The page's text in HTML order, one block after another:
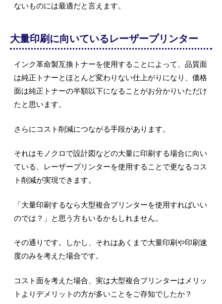
ないものには最適だと言えます。
大量印刷に向いているレーザープリンター
インク革命製互換トナーを使用することによって、品質面
は純正トナーとほとんど変わりない仕上がりになり、価格
面は純正トナーの半額以下になることがお分かりいただけ
たと思います。
さらにコスト削減につながる手段があります。
それはモノクロで設計図などの大量に印刷する場合に向い
ている、レーザープリンターを使用することで更なるコス
ト削減が実現できます。
「大量印刷するなら大型複合プリンターを使用すればいい
のでは？」と思う方もいるかもしれません。
その通りです。しかし、それはあくまで大量印刷や印刷速
度のみを考えた場合です。
コスト面を考えた場合、実は大型複合プリンターはメリッ
トよりデメリットの方が多いことをご存知でしたか？